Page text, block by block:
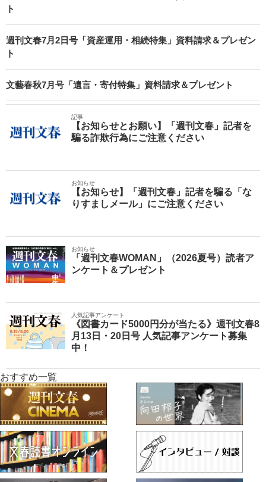
ト
週刊文春7月2日号「資産運用・相続特集」資料請求＆プレゼン
ト
文藝春秋7月号「遺言・寄付特集」資料請求＆プレゼント
記事
【お知らせとお願い】「週刊文春」記者を
騙る詐欺行為にご注意ください
お知らせ
【お知らせ】「週刊文春」記者を騙る「な
りすましメール」にご注意ください
お知らせ
「週刊文春WOMAN」（2026夏号）読者ア
ンケート＆プレゼント
人気記事アンケート
《図書カード5000円分が当たる》週刊文春8
月13日・20日号 人気記事アンケート募集
中！
おすすめ一覧